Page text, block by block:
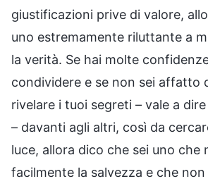
giustificazioni prive di valore,
uno estremamente riluttante a
la verità. Se hai molte
condividere e se non sei affatto
rivelare i tuoi segreti – vale a
– davanti agli altri, così da
luce, allora dico che sei uno che
facilmente la salvezza e che